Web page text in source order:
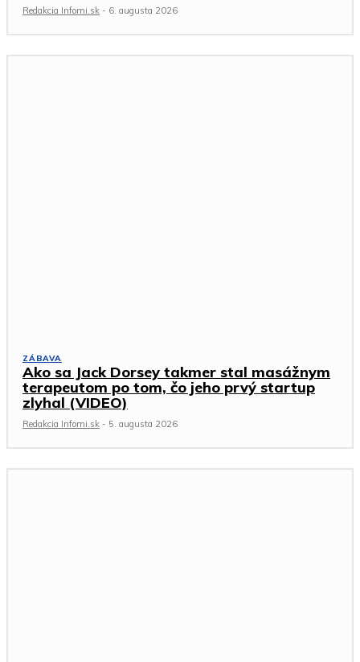
Redakcia Infomi.sk - 6. augusta 2026
ZÁBAVA
Ako sa Jack Dorsey takmer stal masážnym
terapeutom po tom, čo jeho prvý startup
zlyhal (VIDEO)
Redakcia Infomi.sk - 5. augusta 2026